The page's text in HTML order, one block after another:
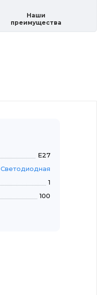
Наши
преимущества
E27
Светодиодная
1
100